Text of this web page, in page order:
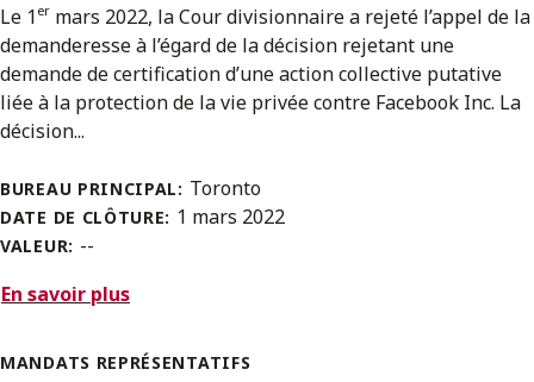
Le 1 er mars 2022, la Cour divisionnaire a rejeté l’appel de la
demanderesse à l’égard de la décision rejetant une
demande de certification d’une action collective putative
liée à la protection de la vie privée contre Facebook Inc. La
décision...
BUREAU PRINCIPAL: Toronto
DATE DE CLÔTURE: 1 mars 2022
VALEUR: --
En savoir plus
MANDATS REPRÉSENTATIFS